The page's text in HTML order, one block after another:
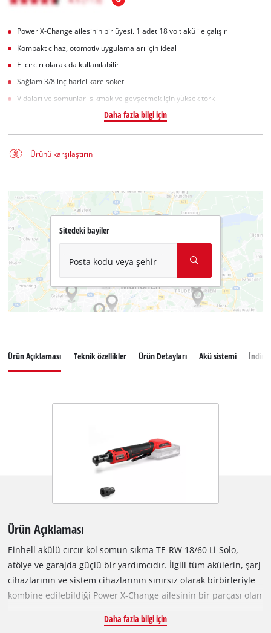
Power X-Change ailesinin bir üyesi. 1 adet 18 volt akü ile çalışır
Kompakt cihaz, otomotiv uygulamaları için ideal
El cırcırı olarak da kullanılabilir
Sağlam 3/8 inç harici kare soket
Vidaları ve somunları sıkmak ve gevşetmek için yüksek tork
Daha fazla bilgi için
Ürünü karşılaştırın
Sitedeki bayiler
Posta kodu veya şehir
Ürün Açıklaması Teknik özellikler Ürün Detayları Akü sistemi
Ürün Açıklaması
Einhell akülü cırcır kol somun sıkma TE-RW 18/60 Li-Solo,
atölye ve garajda güçlü bir yardımcıdır. İlgili tüm akülerin, şarj
cihazlarının ve sistem cihazlarının sınırsız olarak birbirleriyle
kombine edilebildiği Power X-Change ailesinin bir parçası olan
kullanılmaktadır. Kompakt ve ergonomik olarak tasarlanmış
Daha fazla bilgi için